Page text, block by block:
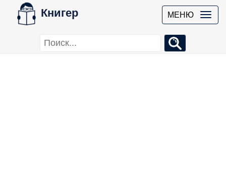
Книгер МЕНЮ